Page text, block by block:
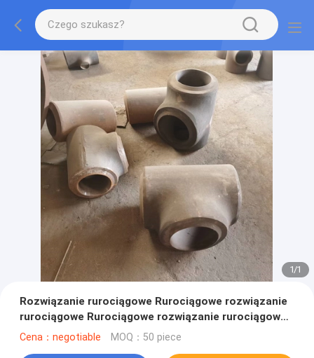
1/1
Rozwiązanie rurociągowe Rurociągowe rozwiązanie
rurociągowe Rurociągowe rozwiązanie rurociągowe
Rurociągowe rozwiązanie rurociągowe Rurociągowe
Cena：negotiable MOQ：50 piece